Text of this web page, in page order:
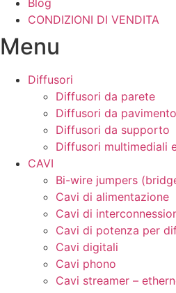
CONDIZIONI DI VENDITA
Menu
Diffusori
Diffusori da parete
Diffusori da pavimento
Diffusori da supporto
Diffusori multimediali
CAVI
Bi-wire jumpers
Cavi di alimentazione
Cavi di
Cavi di potenza per
Cavi digitali
Cavi phono
Cavi streamer –